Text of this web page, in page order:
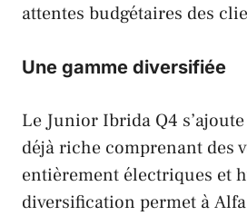
attentes budgétaires des
Une gamme diversifiée
Le Junior Ibrida Q4
déjà riche comprenant des
entièrement électriques et
diversification permet à